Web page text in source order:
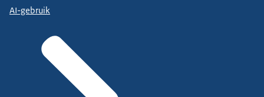
AI-gebruik